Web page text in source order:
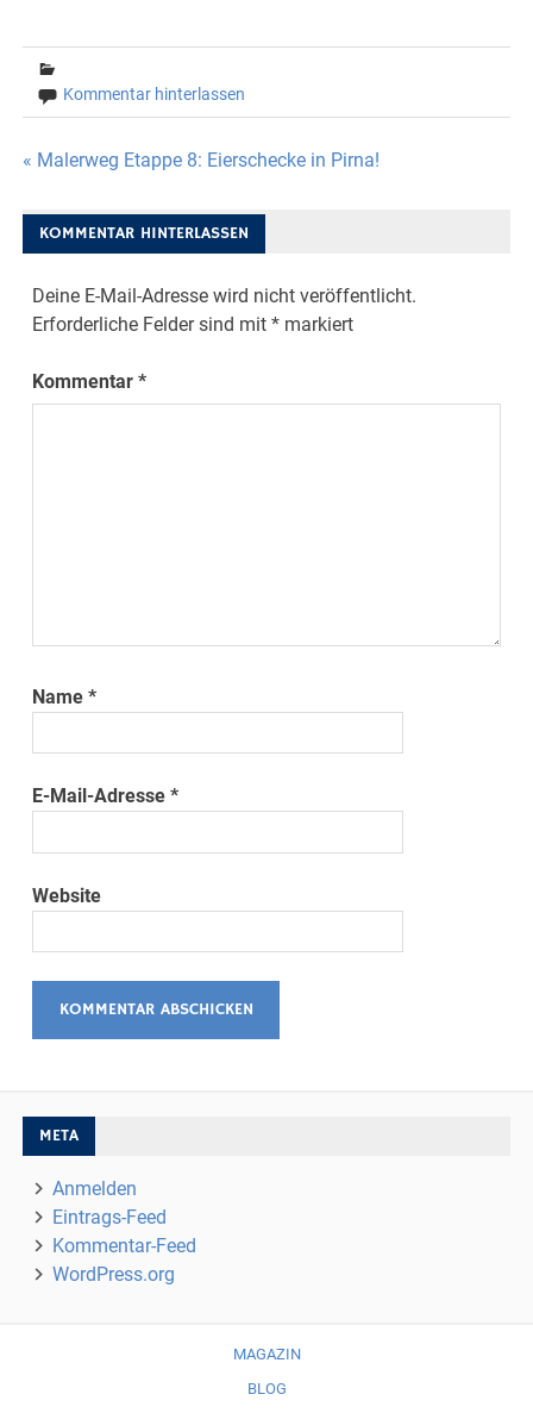
Kommentar hinterlassen
Beitragsnavigation
« Malerweg Etappe 8: Eierschecke in Pirna!
KOMMENTAR HINTERLASSEN
Deine E-Mail-Adresse wird nicht veröffentlicht.
Erforderliche Felder sind mit* markiert
Kommentar*
Name*
E-Mail-Adresse*
Website
META
Anmelden
Eintrags-Feed
Kommentar-Feed
WordPress.org
MAGAZIN
BLOG